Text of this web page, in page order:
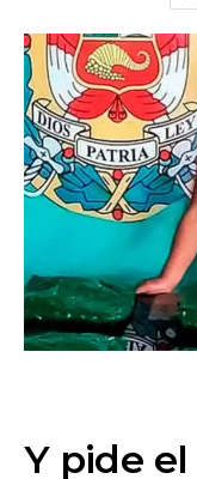
Y pide